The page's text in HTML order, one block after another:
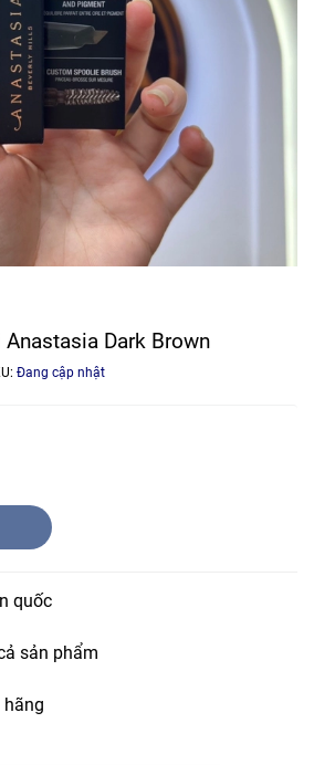
Dark Brown
Đang cập nhật
quốc
sản phẩm
hãng